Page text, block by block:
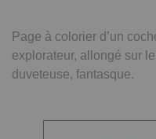
Page à colorier d’un
explorateur, allongé sur
duveteuse, fantasque.